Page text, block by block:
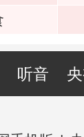
听音